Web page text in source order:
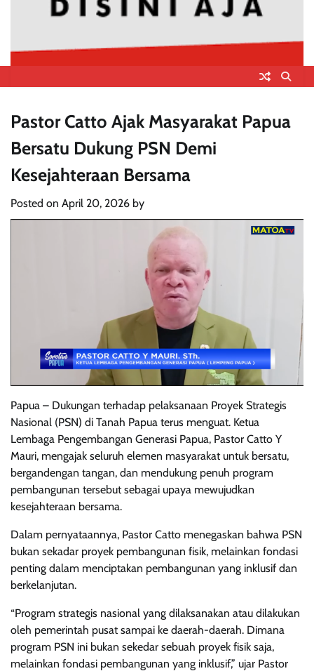
Pastor Catto Ajak Masyarakat Papua
Bersatu Dukung PSN Demi
Kesejahteraan Bersama
Posted on April 20, 2026 by
Papua – Dukungan terhadap pelaksanaan Proyek Strategis
Nasional (PSN) di Tanah Papua terus menguat. Ketua
Lembaga Pengembangan Generasi Papua, Pastor Catto Y
Mauri, mengajak seluruh elemen masyarakat untuk bersatu,
bergandengan tangan, dan mendukung penuh program
pembangunan tersebut sebagai upaya mewujudkan
kesejahteraan bersama.
Dalam pernyataannya, Pastor Catto menegaskan bahwa PSN
bukan sekadar proyek pembangunan fisik, melainkan fondasi
penting dalam menciptakan pembangunan yang inklusif dan
berkelanjutan.
“Program strategis nasional yang dilaksanakan atau dilakukan
oleh pemerintah pusat sampai ke daerah-daerah. Dimana
program PSN ini bukan sekedar sebuah proyek fisik saja,
melainkan fondasi pembangunan yang inklusif,” ujar Pastor